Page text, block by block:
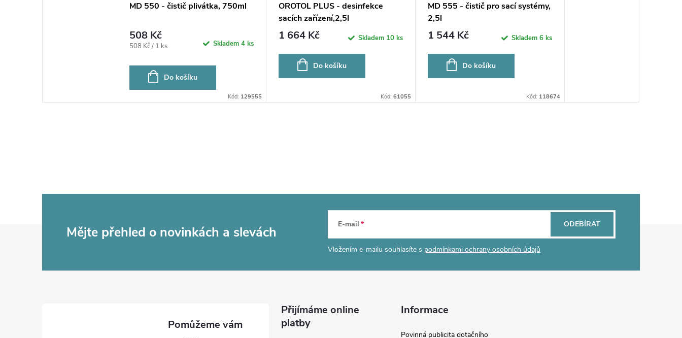
MD 550 - čistič plivátka, 750ml
508 Kč
Měrná
508 Kč / 1 ks Skladem 4 ks
Do košíku
Kód: 129555
OROTOL PLUS - desinfekce
sacích zařízení,2,5l
1 664 Kč Skladem 10 ks
Do košíku
Kód: 61055
MD 555 - čistič pro sací systémy,
2,5l
1 544 Kč Skladem 6 ks
Do košíku
Kód: 118674
Mějte přehled o novinkách a slevách E-mail
Vložením e-mailu souhlasíte s podmínkami ochrany osobních údajů
ODEBÍRAT
Přijímáme online
platby
Informace
Povinná publicita dotačního